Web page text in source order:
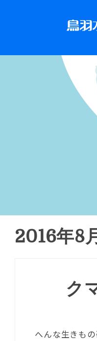
2016年8
ク
へんな生きも